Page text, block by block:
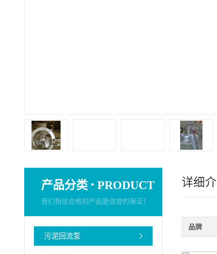
产品分类 · PRODUCT
我们相信合格的产品是信誉的保证！
污泥回流泵
详细
品牌